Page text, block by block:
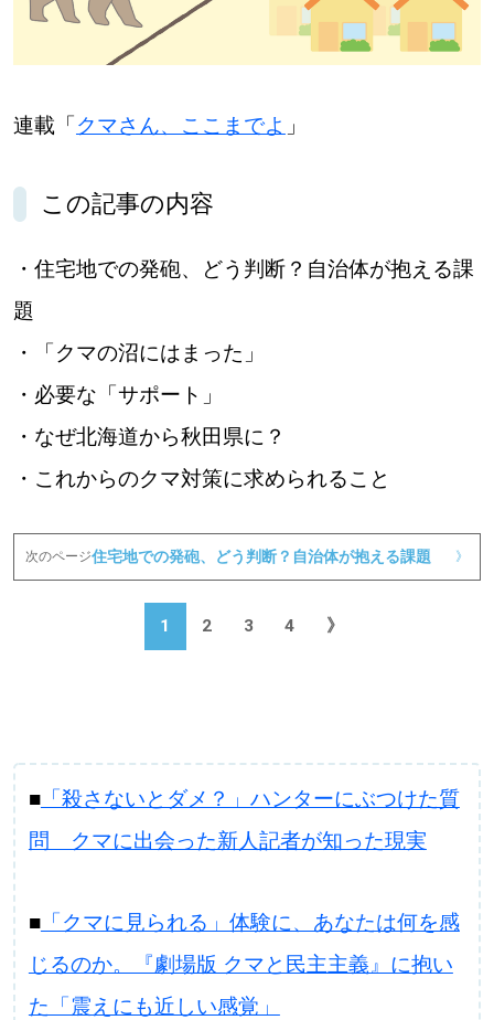
パートナーメディア
運営会社 広告掲載
連載「クマさん、ここまでよ 」
この記事の内容
・住宅地での発砲、どう判断？自治体が抱える課
題
・「クマの沼にはまった」
・必要な「サポート」
・なぜ北海道から秋田県に？
・これからのクマ対策に求められること
次のページ住宅地での発砲、どう判断？自治体が抱える課題 》
1 2 3 4 》
■「殺さないとダメ？」ハンターにぶつけた質
問 クマに出会った新人記者が知った現実
■「クマに見られる」体験に、あなたは何を感
じるのか。『劇場版 クマと民主主義』に抱い
た「震えにも近しい感覚」